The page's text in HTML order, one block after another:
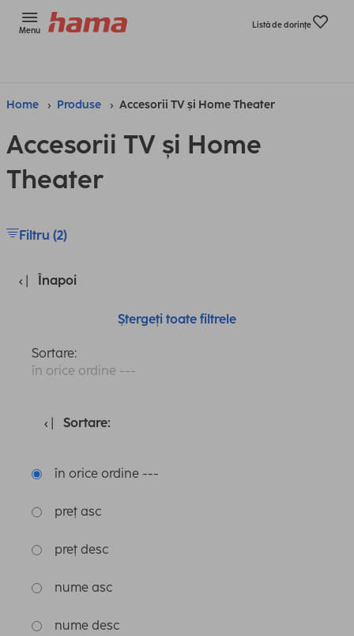
Menu
Listă de dorinţe
Home Produse Accesorii TV și Home Theater
Accesorii TV și Home
Theater
Filtru (2)
Înapoi
Ștergeți toate filtrele
Sortare:
în orice ordine ---
Sortare:
în orice ordine ---
preț asc
preț desc
nume asc
nume desc